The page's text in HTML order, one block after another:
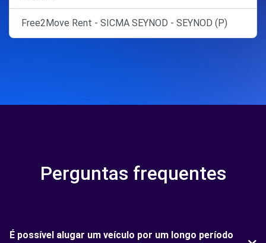
Free2Move Rent - SICMA SEYNOD - SEYNOD (P)
Perguntas frequentes
É possível alugar um veículo por um longo período